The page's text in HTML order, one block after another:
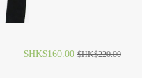
$HK$160.00 $HK$220.00